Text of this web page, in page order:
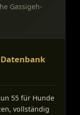
Gassigeh-
55 für Hunde
vollständig